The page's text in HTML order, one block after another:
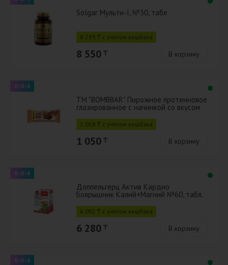
Solgar Мульти-I, №30, табл
8 293 ₸ с учётом кешбэка
8 550 ₸ В корзину
0-0-4
ТМ "BOMBBAR" Пирожное протеиновое
глазированное с начинкой со вкусом
1 018 ₸ с учётом кешбэка
1 050 ₸ В корзину
0-0-4
Доппельгерц Актив Кардио
Боярышник Калий+Магний №60, табл.
6 092 ₸ с учётом кешбэка
6 280 ₸ В корзину
0-0-4